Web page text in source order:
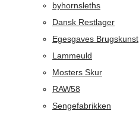
byhornsleths
Dansk Restlager
Egesgaves Brugskunst
Lammeuld
Mosters Skur
RAW58
Sengefabrikken